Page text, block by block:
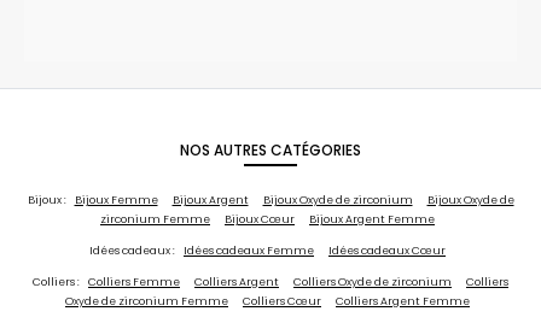
NOS AUTRES CATÉGORIES
Bijoux : Bijoux Femme Bijoux Argent Bijoux Oxyde de zirconium
Bijoux Oxyde de
zirconium Femme
Bijoux Cœur Bijoux Argent Femme
Idées cadeaux : Idées cadeaux Femme Idées cadeaux Cœur
Colliers : Colliers Femme Colliers Argent Colliers Oxyde de zirconium
Colliers
Oxyde de zirconium Femme
Colliers Cœur Colliers Argent Femme